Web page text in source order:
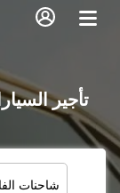
تأجير
شاحنات